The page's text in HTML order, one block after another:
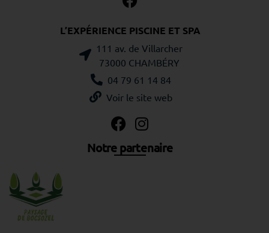
L’EXPÉRIENCE PISCINE ET SPA
111 av. de Villarcher
73000 CHAMBÉRY
04 79 61 14 84
Voir le site web
Notre partenaire